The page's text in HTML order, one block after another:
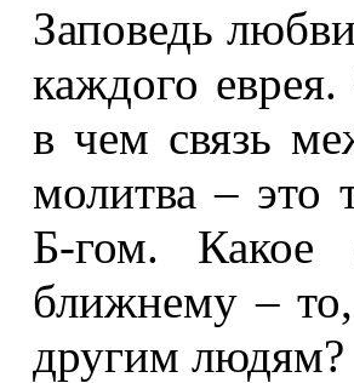
Заповедь
каждого
в чем связь
молитва – это
Б‑гом. Какое
ближнему –
другим людям?